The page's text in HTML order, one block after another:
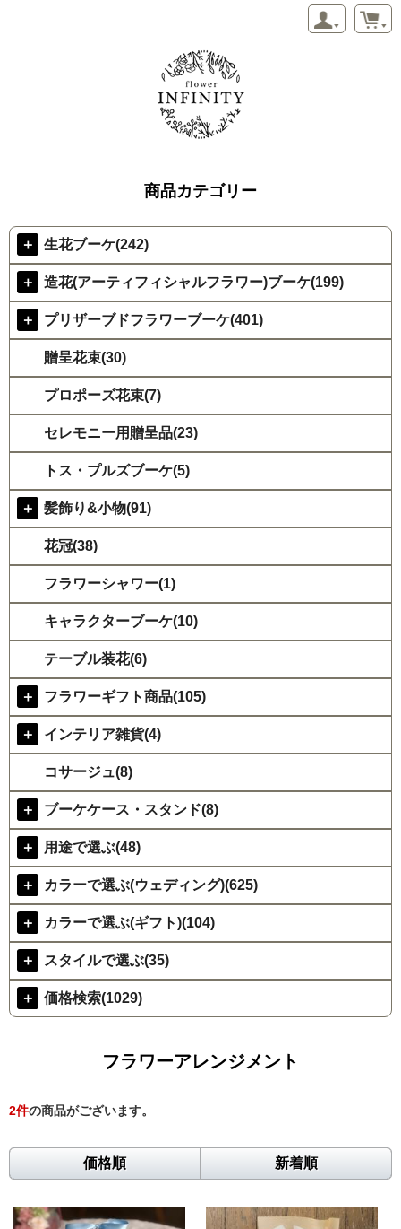
商品カテゴリー
＋ 生花ブーケ(242)
＋ 造花(アーティフィシャルフラワー)ブーケ(199)
＋ プリザーブドフラワーブーケ(401)
贈呈花束(30)
プロポーズ花束(7)
セレモニー用贈呈品(23)
トス・プルズブーケ(5)
＋ 髪飾り&小物(91)
花冠(38)
フラワーシャワー(1)
キャラクターブーケ(10)
テーブル装花(6)
＋ フラワーギフト商品(105)
＋ インテリア雑貨(4)
コサージュ(8)
＋ ブーケケース・スタンド(8)
＋ 用途で選ぶ(48)
＋ カラーで選ぶ(ウェディング)(625)
＋ カラーで選ぶ(ギフト)(104)
＋ スタイルで選ぶ(35)
＋ 価格検索(1029)
フラワーアレンジメント
2件の商品がございます。
価格順 新着順